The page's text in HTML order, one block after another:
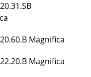
Magnifica
Magnifica